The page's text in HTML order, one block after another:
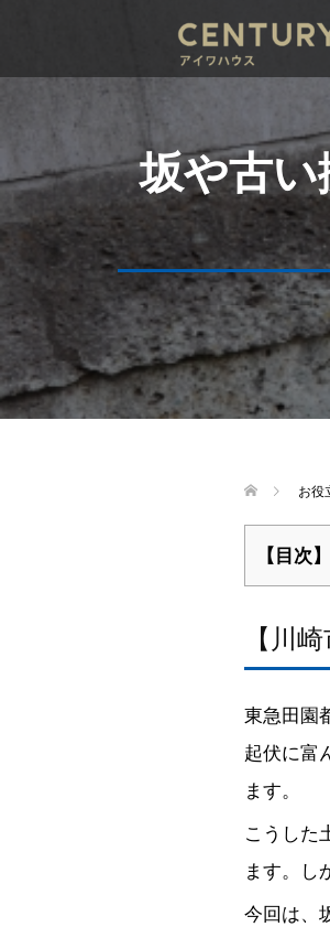
坂や古
お役
【目次】
【川
東急田園
起伏に富
ます。
こうした
ます。し
今回は、